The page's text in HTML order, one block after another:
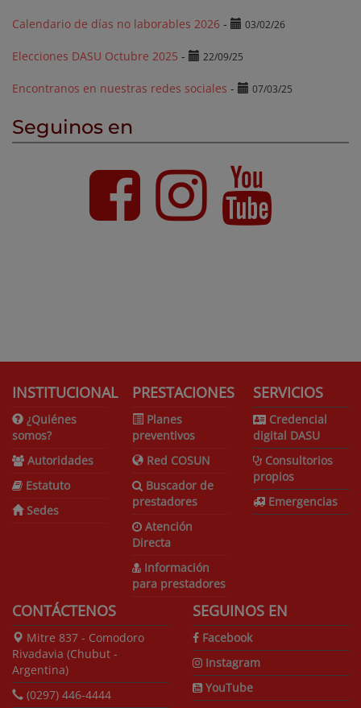
Calendario de días no laborables 2026 - 03/02/26
Elecciones DASU Octubre 2025 - 22/09/25
Encontranos en nuestras redes sociales - 07/03/25
Seguinos en
INSTITUCIONAL
¿Quiénes
somos?
Autoridades
Estatuto
Sedes
PRESTACIONES
Planes
preventivos
Red COSUN
Buscador de
prestadores
Atención
Directa
Información
para prestadores
SERVICIOS
Credencial
digital DASU
Consultorios
propios
Emergencias
CONTÁCTENOS
Mitre 837 - Comodoro
Rivadavia (Chubut -
Argentina)
(0297) 446-4444
SEGUINOS EN
Facebook
Instagram
YouTube